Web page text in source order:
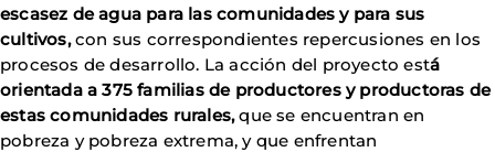
escasez de agua para las comunidades y para sus
cultivos,con sus correspondientes repercusiones en los
procesos de desarrollo. La acción del proyecto está
orientada a 375 familias de productores y productoras de
estas comunidades rurales,que se encuentran en
pobreza y pobreza extrema, y que enfrentan